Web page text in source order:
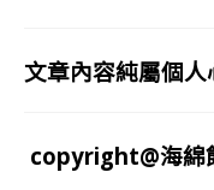
文章內容純屬個人
copyright@海綿